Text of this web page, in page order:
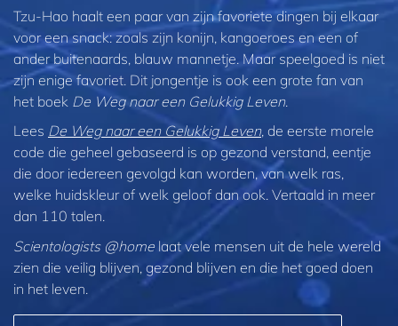
Tzu‑Hao haalt een paar van zijn favoriete dingen bij elkaar
voor een snack: zoals zijn konijn, kangoeroes en een of
ander buitenaards, blauw mannetje. Maar speelgoed is niet
zijn enige favoriet. Dit jongentje is ook een grote fan van
het boek De Weg naar een Gelukkig Leven.
Lees De Weg naar een Gelukkig Leven, de eerste morele
code die geheel gebaseerd is op gezond verstand, eentje
die door iedereen gevolgd kan worden, van welk ras,
welke huidskleur of welk geloof dan ook. Vertaald in meer
dan 110 talen.
Scientologists @homelaat vele mensen uit de hele wereld
zien die veilig blijven, gezond blijven en die het goed doen
in het leven.